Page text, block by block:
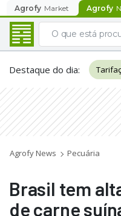
Agrofy Market Agrofy
Destaque do dia:
Agrofy News Pecuária
Brasil tem
de carne